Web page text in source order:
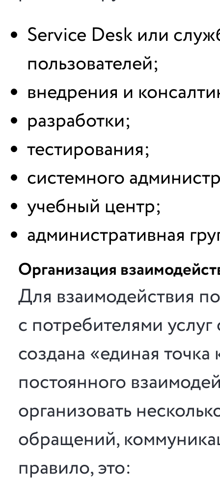
Service Desk или
пользователей;
внедрения и
разработки;
тестирования;
системного
учебный центр;
административная
Организация
Для взаимодействия
с потребителями
создана «единая
постоянного
организовать
обращений,
правило, это: